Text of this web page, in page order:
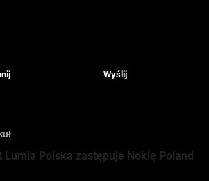
Wyślij
Lumia Polska zastępuje Nokię Poland